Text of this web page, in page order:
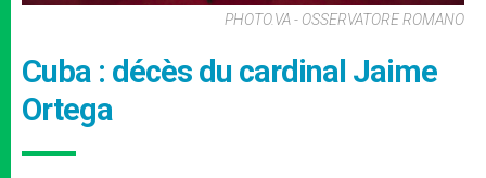
PHOTO.VA - OSSERVATORE ROMANO
Cuba : décès du cardinal Jaime
Ortega